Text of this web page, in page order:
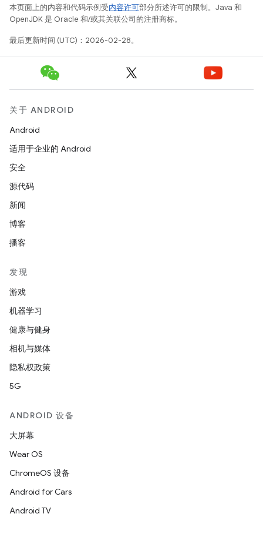
本页面上的内容和代码示例受内容许可部分所述许可的限制。Java 和
OpenJDK 是 Oracle 和/或其关联公司的注册商标。
最后更新时间 (UTC)：2026-02-28。
关于 ANDROID
Android
适用于企业的 Android
安全
源代码
新闻
博客
播客
发现
游戏
机器学习
健康与健身
相机与媒体
隐私权政策
5G
ANDROID 设备
大屏幕
Wear OS
ChromeOS 设备
Android for Cars
Android TV